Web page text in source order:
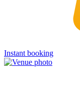
Instant booking